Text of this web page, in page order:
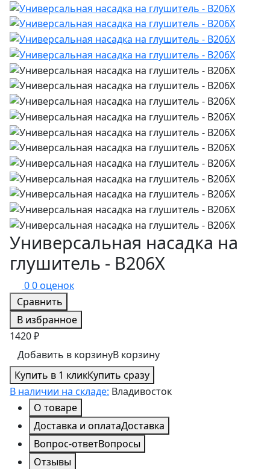
Универсальная насадка на
глушитель - B206X
00 оценок
Сравнить
В избранное
1420 ₽
Добавить в корзинуВ корзину
Купить в 1 кликКупить сразу
В наличии на складе: Владивосток
О товаре
Доставка и оплатаДоставка
Вопрос-ответВопросы
Отзывы